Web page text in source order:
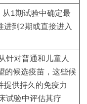
从1期试验中确定最
进到2期或直接进入
针对普通和儿童人
的候选疫苗，这些候
提供持久的免疫力
试验中评估其疗